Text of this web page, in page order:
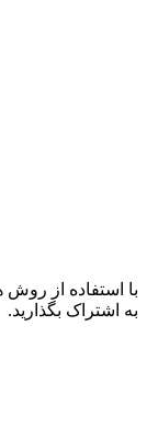
با استفاده از روش
به اشتراک بگذارید.